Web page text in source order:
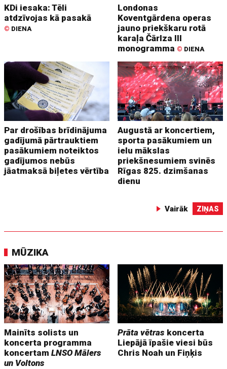
KDi iesaka: Tēli
atdzīvojas kā pasakā
© DIENA
Londonas
Koventgārdena operas
jauno priekškaru rotā
karaļa Čārlza III
monogramma © DIENA
Par drošības brīdinājuma
gadījumā pārtrauktiem
pasākumiem noteiktos
gadījumos nebūs
jāatmaksā biļetes vērtība
Augustā ar koncertiem,
sporta pasākumiem un
ielu mākslas
priekšnesumiem svinēs
Rīgas 825. dzimšanas
dienu
Vairāk ZIŅAS
MŪZIKA
Mainīts solists un
koncerta programma
koncertamLNSO Mālers
un Voltons
Prāta vētras koncerta
Liepājā īpašie viesi būs
Chris Noah un Fiņķis